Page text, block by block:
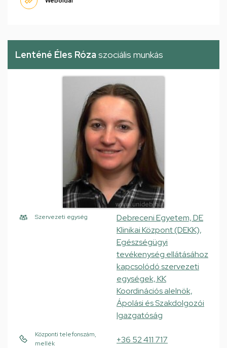
Lenténé Éles Róza szociális munkás
Szervezeti egység
Debreceni Egyetem, DE
Klinikai Központ (DEKK),
Egészségügyi
tevékenység ellátásához
kapcsolódó szervezeti
egységek, KK
Koordinációs alelnök,
Ápolási és Szakdolgozói
Igazgatóság
Központi telefonszám,
mellék
+36 52 411 717